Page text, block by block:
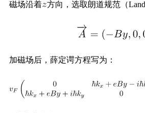
磁场沿着 方向，选取朗道规范（
加磁场后，薛定谔方程写为：